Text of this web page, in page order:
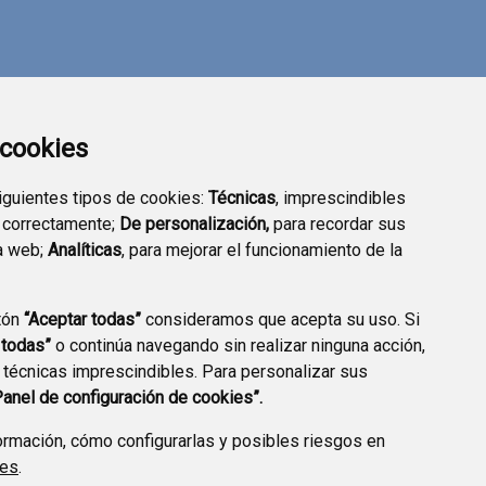
tipos de cookies: Técnicas, imprescindibles
De personalización, para recordar sus
web; Analíticas, para mejorar el funcionamiento de la
“Aceptar todas” consideramos que acepta su uso. Si
o continúa navegando sin realizar ninguna acción,
imprescindibles. Para personalizar sus
de configuración de cookies”.
cómo configurarlas y posibles riesgos en
.
DIRECTORIO
EMPRESARIAL
VALIDACIÓN DE
DOCUMENTOS